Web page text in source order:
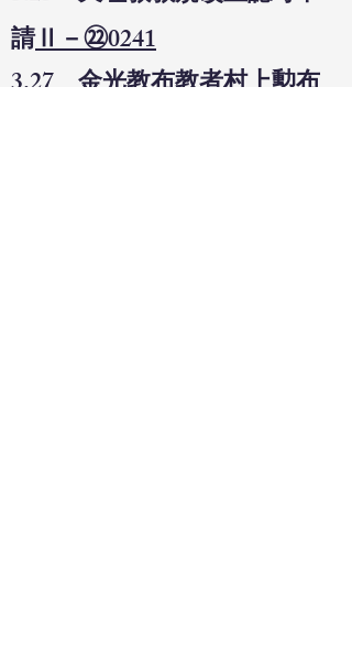
請Ⅱ－㉒0241
3.27 金光教布教者村上勲布